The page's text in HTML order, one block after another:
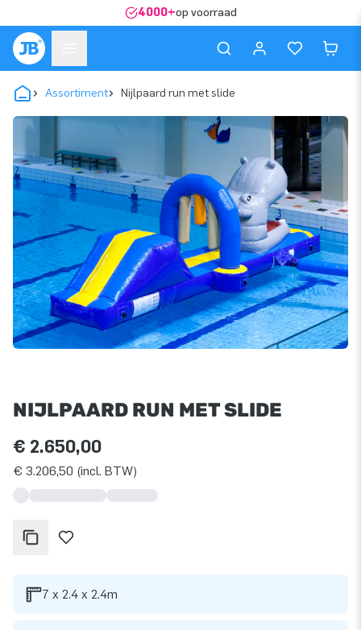
4000+op voorraad
Assortiment Nijlpaard run met slide
NIJLPAARD RUN MET SLIDE
€ 2.650,00
€ 3.206,50 (incl. BTW)
7 x 2.4 x 2.4m